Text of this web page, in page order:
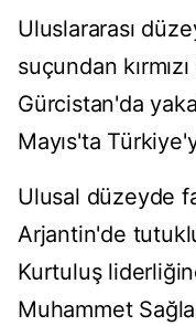
Uluslararası
suçundan
Gürcistan'da
Mayıs'ta
Ulusal düzeyde
Arjantin'de
Kurtuluş
Muhammet